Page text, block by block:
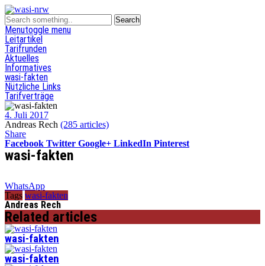
Menutoggle menu
Leitartikel
Tarifrunden
Aktuelles
Informatives
wasi-fakten
Nützliche Links
Tarifverträge
4. Juli 2017
Andreas Rech (285 articles)
Share
Facebook Twitter Google+ LinkedIn Pinterest
wasi-fakten
WhatsApp
Tags wasi-fakten
Andreas Rech
Related articles
wasi-fakten
wasi-fakten